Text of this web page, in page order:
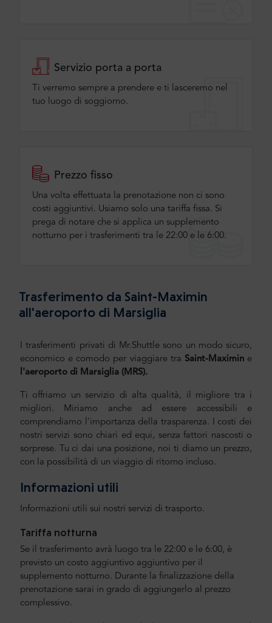
Servizio porta a porta
Ti verremo sempre a prendere e ti lasceremo nel
tuo luogo di soggiorno.
Prezzo fisso
Una volta effettuata la prenotazione non ci sono
costi aggiuntivi. Usiamo solo una tariffa fissa. Si
prega di notare che si applica un supplemento
notturno per i trasferimenti tra le 22:00 e le 6:00.
Trasferimento da Saint-Maximin
all'aeroporto di Marsiglia
I trasferimenti privati di Mr.Shuttle sono un modo sicuro,
economico e comodo per viaggiare tra Saint-Maximin e
l'aeroporto di Marsiglia (MRS).
Ti offriamo un servizio di alta qualità, il migliore tra i
migliori. Miriamo anche ad essere accessibili e
comprendiamo l'importanza della trasparenza. I costi dei
nostri servizi sono chiari ed equi, senza fattori nascosti o
sorprese. Tu ci dai una posizione, noi ti diamo un prezzo,
con la possibilità di un viaggio di ritorno incluso.
Informazioni utili
Informazioni utili sui nostri servizi di trasporto.
Tariffa notturna
Se il trasferimento avrà luogo tra le 22:00 e le 6:00, è
previsto un costo aggiuntivo aggiuntivo per il
supplemento notturno. Durante la finalizzazione della
prenotazione sarai in grado di aggiungerlo al prezzo
complessivo.